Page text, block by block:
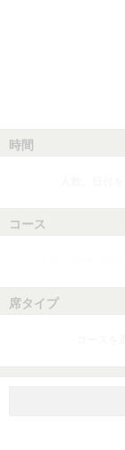
時間
コース
席タイプ